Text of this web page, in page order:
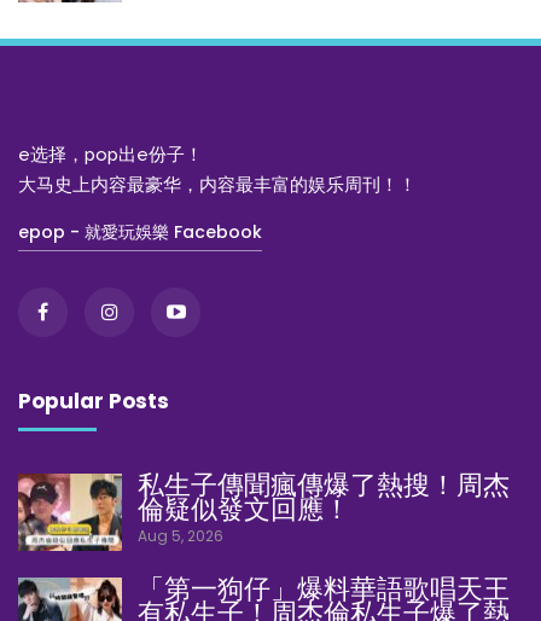
e选择，pop出e份子！
大马史上内容最豪华，内容最丰富的娱乐周刊！！
epop - 就愛玩娛樂 Facebook
Popular Posts
私生子傳聞瘋傳爆了熱搜！周杰
倫疑似發文回應！
Aug 5, 2026
「第一狗仔」爆料華語歌唱天王
有私生子！周杰倫私生子爆了熱